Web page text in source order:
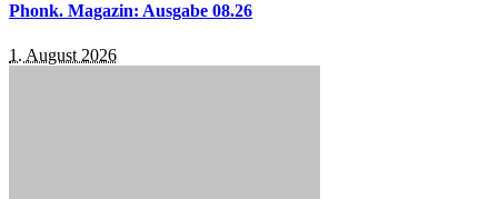
Phonk. Magazin: Ausgabe 08.26
1. August 2026